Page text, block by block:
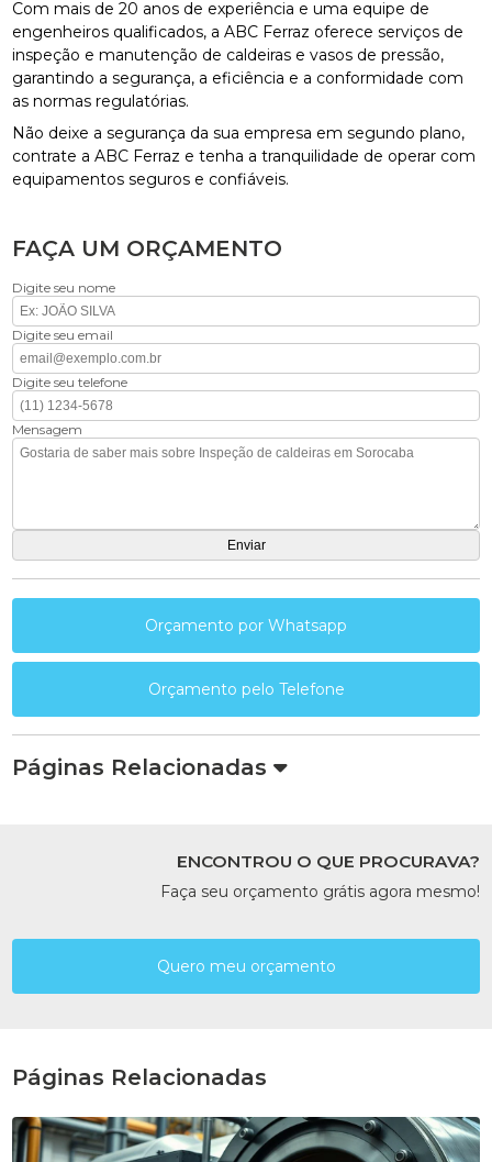
Com mais de 20 anos de experiência e uma equipe de
engenheiros qualificados, a ABC Ferraz oferece serviços de
inspeção e manutenção de caldeiras e vasos de pressão,
garantindo a segurança, a eficiência e a conformidade com
as normas regulatórias.
Não deixe a segurança da sua empresa em segundo plano,
contrate a ABC Ferraz e tenha a tranquilidade de operar com
equipamentos seguros e confiáveis.
FAÇA UM ORÇAMENTO
Digite seu nome
Digite seu email
Digite seu telefone
Mensagem
Orçamento por Whatsapp
Orçamento pelo Telefone
Páginas Relacionadas
ENCONTROU O QUE PROCURAVA?
Faça seu orçamento grátis agora mesmo!
Quero meu orçamento
Páginas Relacionadas